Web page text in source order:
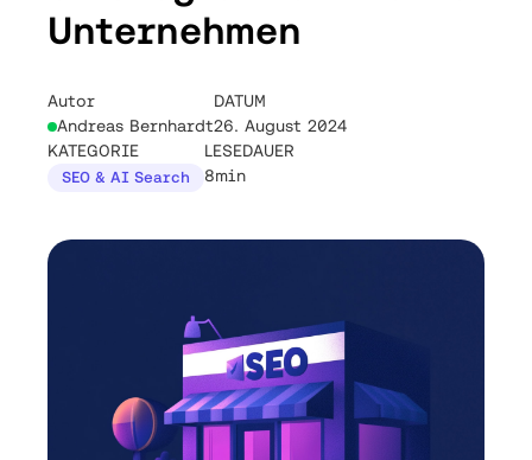
Unternehmen
Autor
Andreas Bernhardt
DATUM
26. August 2024
KATEGORIE
SEO & AI Search
LESEDAUER
8min